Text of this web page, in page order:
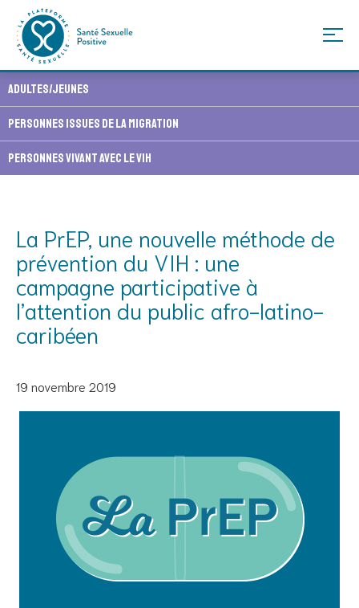
to
content
Adultes/Jeunes
Personnes issues de la migration
Personnes vivant avec le VIH
La PrEP, une nouvelle méthode de
prévention du VIH : une
campagne participative à
l’attention du public afro-latino-
caribéen
19 novembre 2019